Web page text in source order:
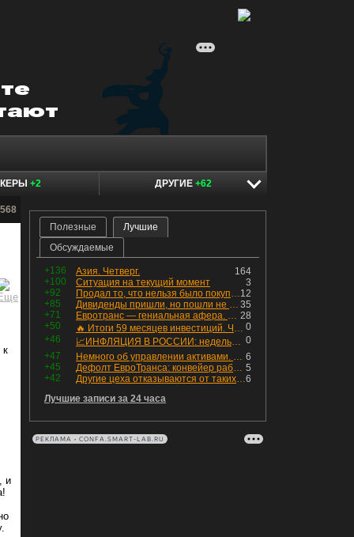
+2 ДРУГИЕ +62
к
и
Полезные
Лучшие
Обсуждаемые
+136 164
Азия. Четверг.
+100
3
Ситуация на текущий момент
+92
12
Продал то, что нельзя было покупать. Изменения в портфеле
+85
35
Дивиденды пришли, но пошли не туда
+71
28
Евротранс — гениальная афера. Собрал с инвесторов денег, выплатил дивидендов больше текущей капитализации и ушёл в дефолт
+50
0
🔥 Итоги 59 месяцев инвестиций. Что произошло с портфелем и мои дальнейшие действия. Капитал – ₽2,364 млн
+46
0
📈ИНФЛЯЦИЯ В РОССИИ: недельная дефляция, но в годовом выражении рост 😢
+47
6
Немного об управлении активами. Для заинтересованных
+45
5
Дефолт ЕвроТранса: конвейер работает исправно
+42
6
Другие цеха отказываются от таких деталей — а мы построили на них производство с оборотом 70 млн
Лучшие записи за 24 часа
РЕКЛАМА • CONFA.SMART-LAB.RU